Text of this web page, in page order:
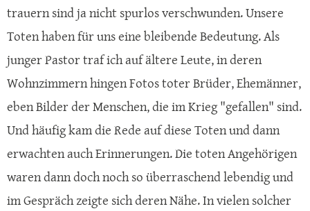
trauern sind ja nicht spurlos verschwunden. Unsere
Toten haben für uns eine bleibende Bedeutung. Als
junger Pastor traf ich auf ältere Leute, in deren
Wohnzimmern hingen Fotos toter Brüder, Ehemänner,
eben Bilder der Menschen, die im Krieg "gefallen" sind.
Und häufig kam die Rede auf diese Toten und dann
erwachten auch Erinnerungen. Die toten Angehörigen
waren dann doch noch so überraschend lebendig und
im Gespräch zeigte sich deren Nähe. In vielen solcher